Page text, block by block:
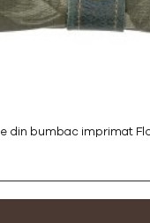
din bumbac imprimat